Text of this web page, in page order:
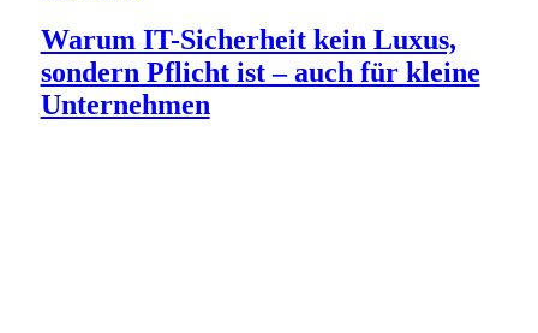
Warum IT-Sicherheit kein Luxus,
sondern Pflicht ist – auch für kleine
Unternehmen